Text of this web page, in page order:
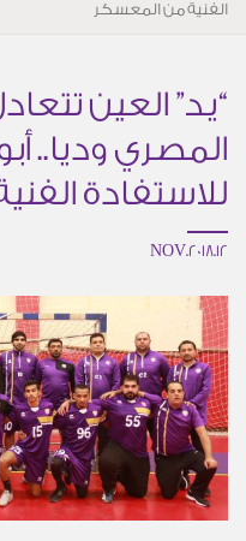
الفنية من المعسكر
“يد” العين
المصري وديا..
للاستفادة
12.NOV.2018